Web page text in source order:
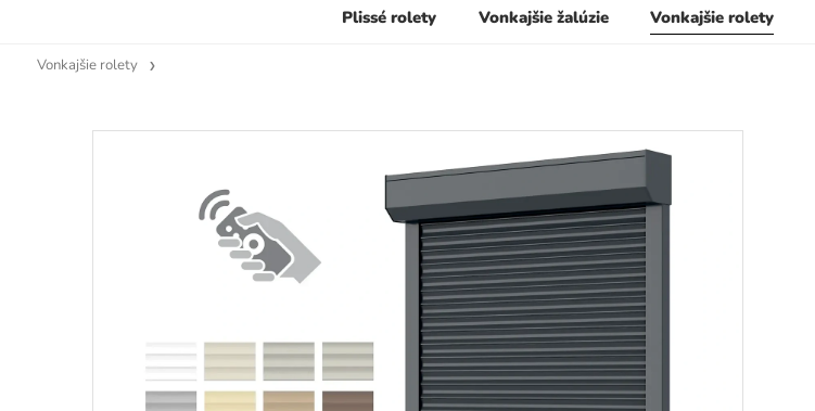
Plissé rolety
Vonkajšie žalúzie Vonkajšie rolety
Vonkajšie rolety